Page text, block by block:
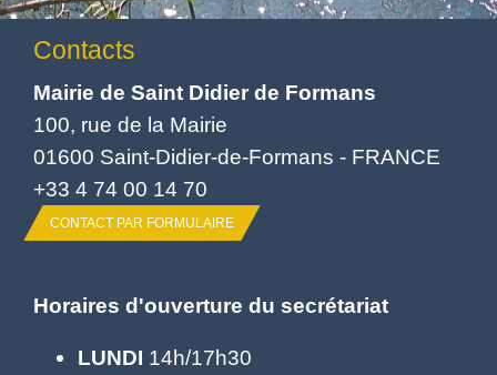
Contacts
Mairie de Saint Didier de Formans
100, rue de la Mairie
01600 Saint-Didier-de-Formans - FRANCE
+33 4 74 00 14 70
CONTACT PAR FORMULAIRE
Horaires d'ouverture du secrétariat
LUNDI 14h/17h30